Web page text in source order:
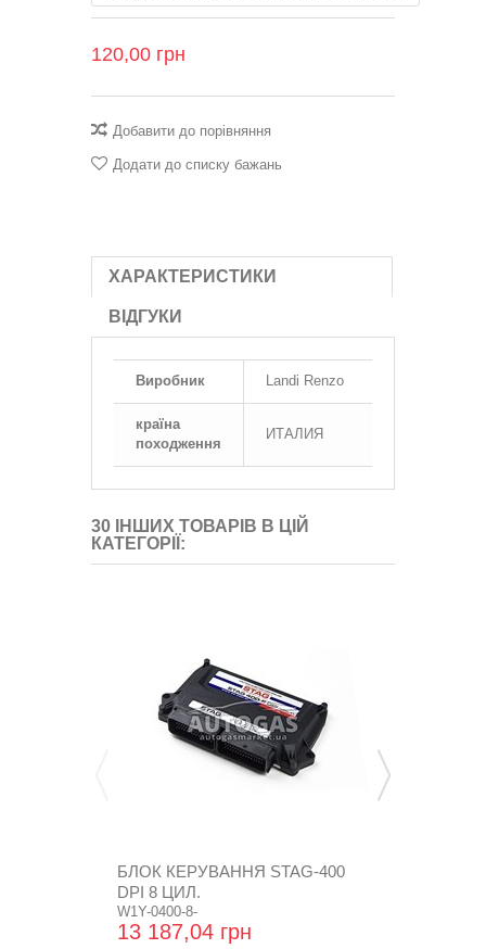
120,00 грн
Добавити до порівняння
Додати до списку бажань
ХАРАКТЕРИСТИКИ
ВІДГУКИ
Виробник Landi Renzo
країна
походження
ИТАЛИЯ
30 ІНШИХ ТОВАРІВ В ЦІЙ
КАТЕГОРІЇ:
БЛОК КЕРУВАННЯ STAG-400
DPI 8 ЦИЛ.
W1Y-0400-8-
13 187,04 грн